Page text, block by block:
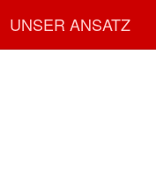
UNSER ANSATZ